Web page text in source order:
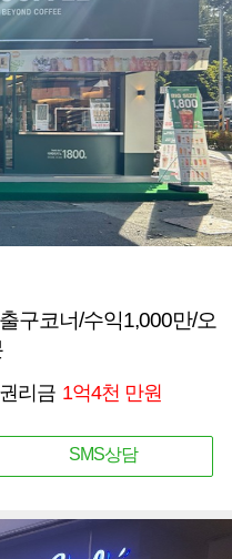
구코너/수익1,000만/오
권리금 1억4천 만원
SMS상담